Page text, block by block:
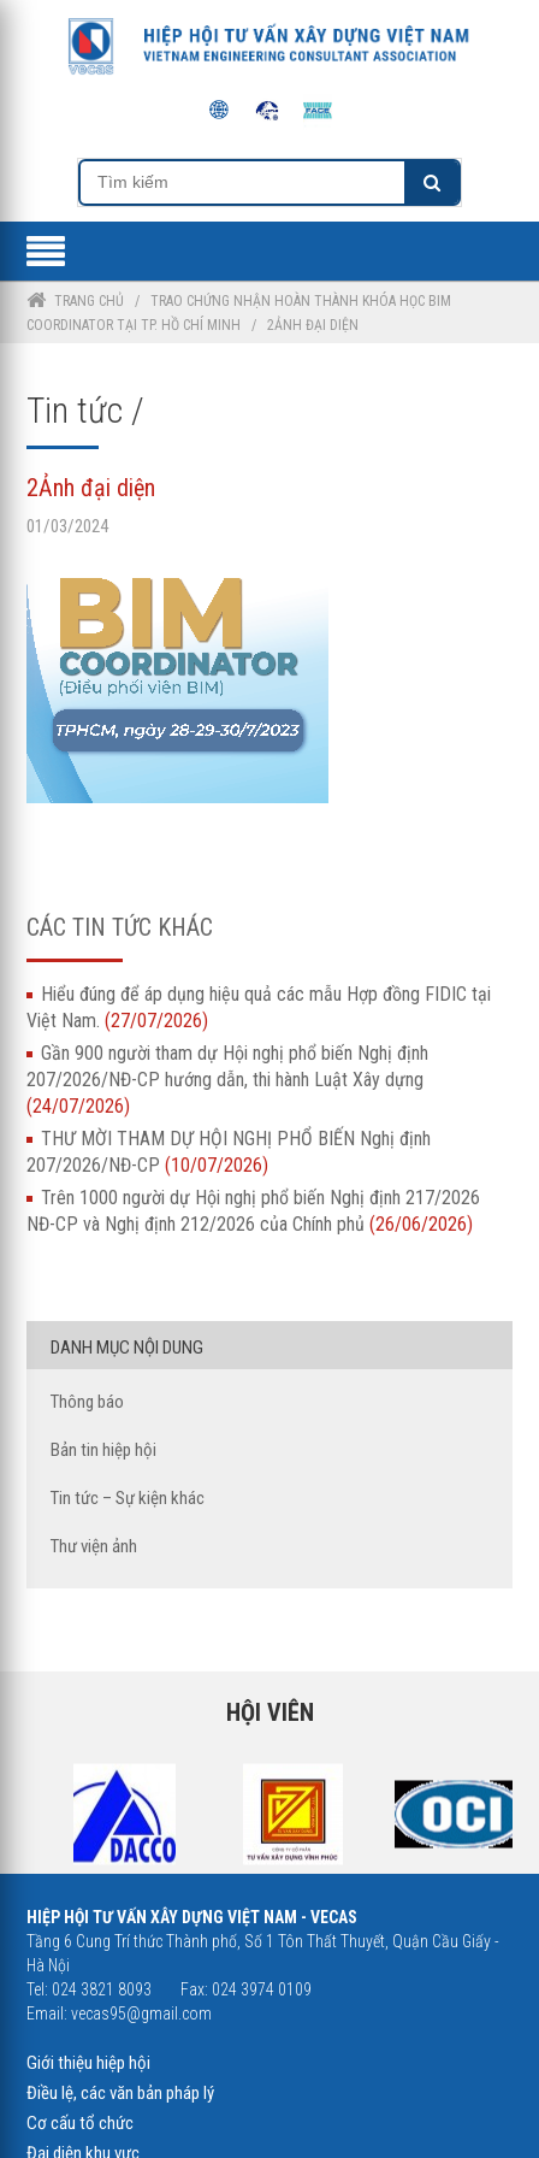
TRANG CHỦ /TRAO CHỨNG NHẬN HOÀN THÀNH KHÓA HỌC BIM
COORDINATOR TẠI TP. HỒ CHÍ MINH
/2ẢNH ĐẠI DIỆN
Tin tức /
2Ảnh đại diện
01/03/2024
CÁC TIN TỨC KHÁC
Hiểu đúng để áp dụng hiệu quả các mẫu Hợp đồng FIDIC tại
Việt Nam.(27/07/2026)
Gần 900 người tham dự Hội nghị phổ biến Nghị định
207/2026/NĐ-CP hướng dẫn, thi hành Luật Xây dựng
(24/07/2026)
THƯ MỜI THAM DỰ HỘI NGHỊ PHỔ BIẾN Nghị định
207/2026/NĐ-CP(10/07/2026)
Trên 1000 người dự Hội nghị phổ biến Nghị định 217/2026
NĐ-CP và Nghị định 212/2026 của Chính phủ(26/06/2026)
DANH MỤC NỘI DUNG
Thông báo
Bản tin hiệp hội
Tin tức – Sự kiện khác
Thư viện ảnh
HỘI VIÊN
HIỆP HỘI TƯ VẤN XÂY DỰNG VIỆT NAM - VECAS
Tầng 6 Cung Trí thức Thành phố, Số 1 Tôn Thất Thuyết, Quận Cầu Giấy -
Hà Nội
Tel: 024 3821 8093
Fax: 024 3974 0109
Email:vecas95@gmail.com
Giới thiệu hiệp hội
Điều lệ, các văn bản pháp lý
Cơ cấu tổ chức
Đại diện khu vực